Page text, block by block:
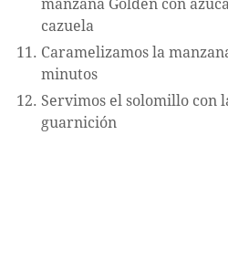
manzana Golden con
cazuela
Caramelizamos la
minutos
Servimos el solomillo con
guarnición